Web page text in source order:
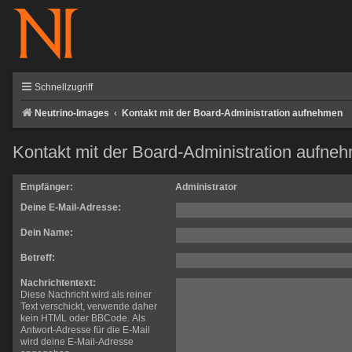
Schnellzugriff
Neutrino-Images Kontakt mit der Board-Administration aufnehmen
Kontakt mit der Board-Administration
Empfänger:
Administrator
Deine E-Mail-Adresse:
Dein Name:
Betreff:
Nachrichtentext:
Diese Nachricht wird als reiner
Text verschickt, verwende daher
kein HTML oder BBCode. Als
Antwort-Adresse für die E-Mail
wird deine E-Mail-Adresse